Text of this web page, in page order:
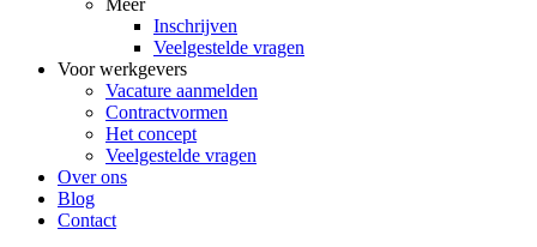
Meer
Inschrijven
Veelgestelde vragen
Voor werkgevers
Vacature aanmelden
Contractvormen
Het concept
Veelgestelde vragen
Over ons
Blog
Contact